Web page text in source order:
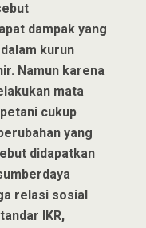
dampak yang
kurun
Namun karena
mata
cukup
yang
didapatkan
relasi sosial
IKR,